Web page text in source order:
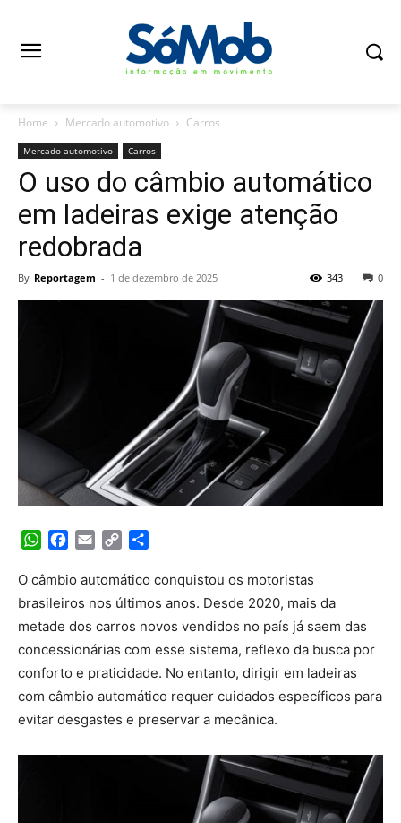
Home Mercado automotivo Carros
Mercado automotivo Carros
O uso do câmbio automático
em ladeiras exige atenção
redobrada
By Reportagem - 1 de dezembro de 2025 0
343
WhatsApp
Facebook
Email Copy
O câmbio automático conquistou os motoristas
brasileiros nos últimos anos. Desde 2020, mais da
metade dos carros novos vendidos no país já saem das
concessionárias com esse sistema, reflexo da busca por
conforto e praticidade. No entanto, dirigir em ladeiras
com câmbio automático requer cuidados específicos para
evitar desgastes e preservar a mecânica.